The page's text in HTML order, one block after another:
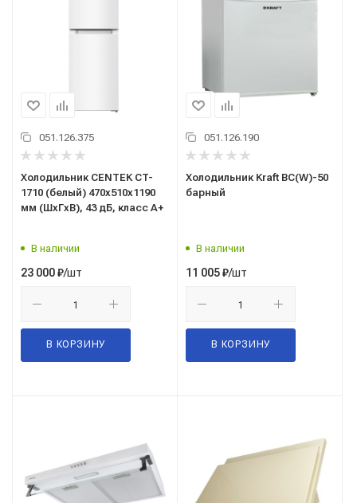
051.126.375
Холодильник CENTEK CT-
1710 (белый) 470х510х1190
мм (ШхГхВ), 43 дБ, класс А+
В наличии
23 000₽/шт
В КОРЗИНУ
051.126.190
Холодильник Kraft ВС(W)-50
барный
В наличии
11 005₽/шт
В КОРЗИНУ